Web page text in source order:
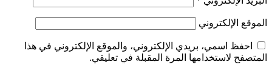
الموقع الإلكتروني
احفظ اسمي، بريدي الإلكتروني، والموقع الإلكتروني في هذا
المتصفح لاستخدامها المرة المقبلة في تعليقي.